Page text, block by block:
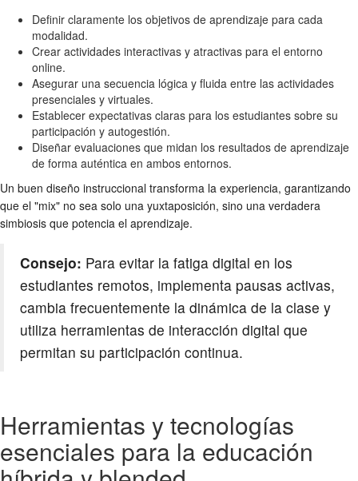
Definir claramente los objetivos de aprendizaje para cada
modalidad.
Crear actividades interactivas y atractivas para el entorno
online.
Asegurar una secuencia lógica y fluida entre las actividades
presenciales y virtuales.
Establecer expectativas claras para los estudiantes sobre su
participación y autogestión.
Diseñar evaluaciones que midan los resultados de aprendizaje
de forma auténtica en ambos entornos.
Un buen diseño instruccional transforma la experiencia, garantizando
que el "mix" no sea solo una yuxtaposición, sino una verdadera
simbiosis que potencia el aprendizaje.
Consejo: Para evitar la fatiga digital en los
estudiantes remotos, implementa pausas activas,
cambia frecuentemente la dinámica de la clase y
utiliza herramientas de interacción digital que
permitan su participación continua.
Herramientas y tecnologías
esenciales para la educación